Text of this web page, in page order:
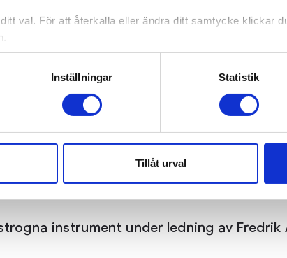
val. För att återkalla eller ändra ditt samtycke klickar
Inställningar Statistik
Tillåt urval
någonsin hittar äntligen hem till
delen av sitt yrkesverksamma liv i
musik av såväl Agrell själv som flera
instrument under ledning av